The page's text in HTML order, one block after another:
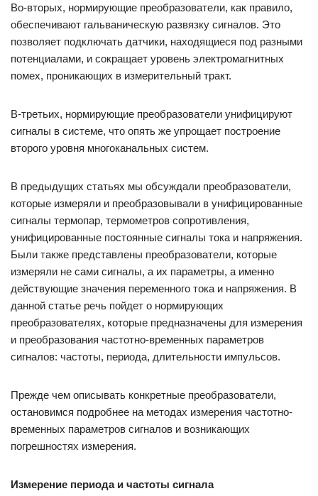
Во-вторых, нормирующие преобразователи, как правило,
обеспечивают гальваническую развязку сигналов. Это
позволяет подключать датчики, находящиеся под разными
потенциалами, и сокращает уровень электромагнитных
помех, проникающих в измерительный тракт.
В-третьих, нормирующие преобразователи унифицируют
сигналы в системе, что опять же упрощает построение
второго уровня многоканальных систем.
В предыдущих статьях мы обсуждали преобразователи,
которые измеряли и преобразовывали в унифицированные
сигналы термопар, термометров сопротивления,
унифицированные постоянные сигналы тока и напряжения.
Были также представлены преобразователи, которые
измеряли не сами сигналы, а их параметры, а именно
действующие значения переменного тока и напряжения. В
данной статье речь пойдет о нормирующих
преобразователях, которые предназначены для измерения
и преобразования частотно-временных параметров
сигналов: частоты, периода, длительности импульсов.
Прежде чем описывать конкретные преобразователи,
остановимся подробнее на методах измерения частотно-
временных параметров сигналов и возникающих
погрешностях измерения.
Измерение периода и частоты сигнала